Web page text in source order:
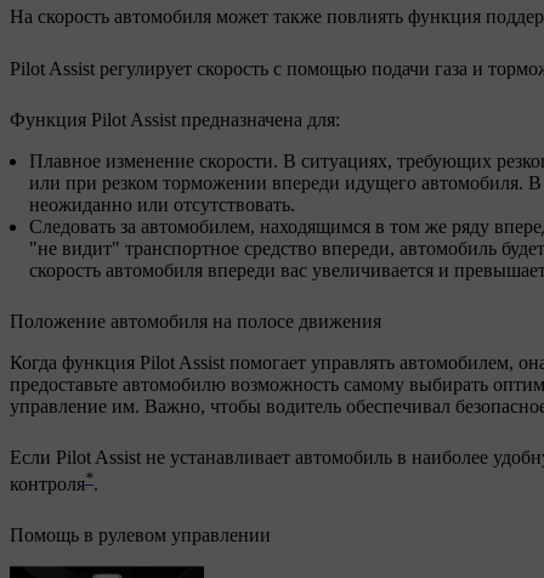
На скорость автомобиля может также повлиять функция
Pilot Assist регулирует скорость с помощью подачи газа и
Функция Pilot Assist предназначена для:
Плавное изменение скорости. В ситуациях, требующих
или при резком торможении впереди идущего автомобиля.
неожиданно или отсутствовать.
Следовать за автомобилем, находящимся в том же ряду
"не видит" транспортное средство впереди, автомобиль
скорость автомобиля впереди вас увеличивается и
Положение автомобиля на полосе движения
Когда функция Pilot Assist помогает управлять автомобилем,
предоставьте автомобилю возможность самому выбирать
управление им. Важно, чтобы водитель обеспечивал
Если Pilot Assist не устанавливает автомобиль в наиболее
контроля*.
Помощь в рулевом управлении